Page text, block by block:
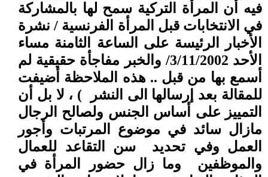
فيه أن المرأة التركية سمح لها بالمشاركة
في الانتخابات قبل المرأة الفرنسية / نشرة
الأخبار الرئيسة على الساعة الثامنة مساء
الأحد 3/11/2002/ والخبر مفاجأة حقيقية لم
أسمع بها من قبل .. هذه الملاحظة أضيفت
للمقالة بعد إرسالها الى النشر
) ، لا بل أن
التمييز على أساس الجنس ولصالح الرجال
مازال سائد في موضوع المرتبات وأجور
العمل وفي تحديد
سن التقاعد للعمال
والموظفين
وما زال حضور المرأة في